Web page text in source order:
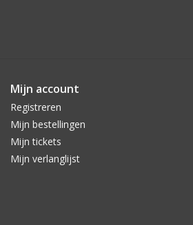
Mijn account
Registreren
Mijn bestellingen
Mijn tickets
Mijn verlanglijst